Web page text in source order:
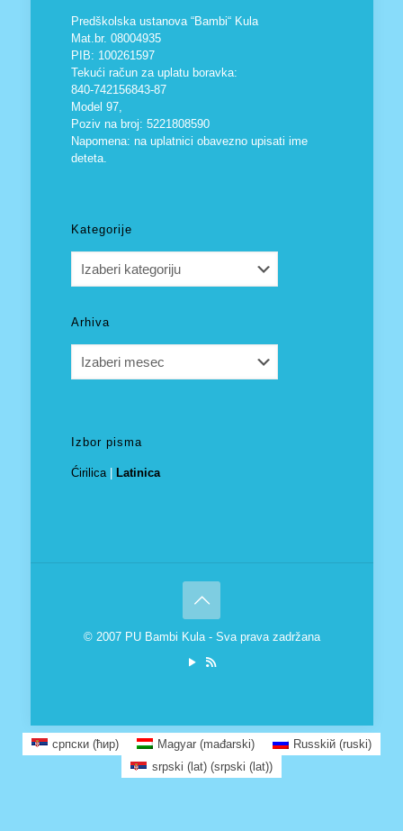
Predškolska ustanova “Bambi“ Kula
Mat.br. 08004935
PIB: 100261597
Tekući račun za uplatu boravka:
840-742156843-87
Model 97,
Poziv na broj: 5221808590
Napomena: na uplatnici obavezno upisati ime
deteta.
Kategorije
Arhiva
Izbor pisma
Ćirilica| Latinica
© 2007 PU Bambi Kula - Sva prava zadržana
српски (ћир) Magyar (mađarski) Russkiй (ruski)
srpski (lat)(srpski (lat))